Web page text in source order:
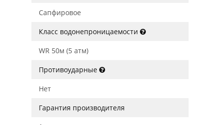
Сапфировое
Класс водонепроницаемости
WR 50м (5 атм)
Противоударные
Нет
Гарантия производителя